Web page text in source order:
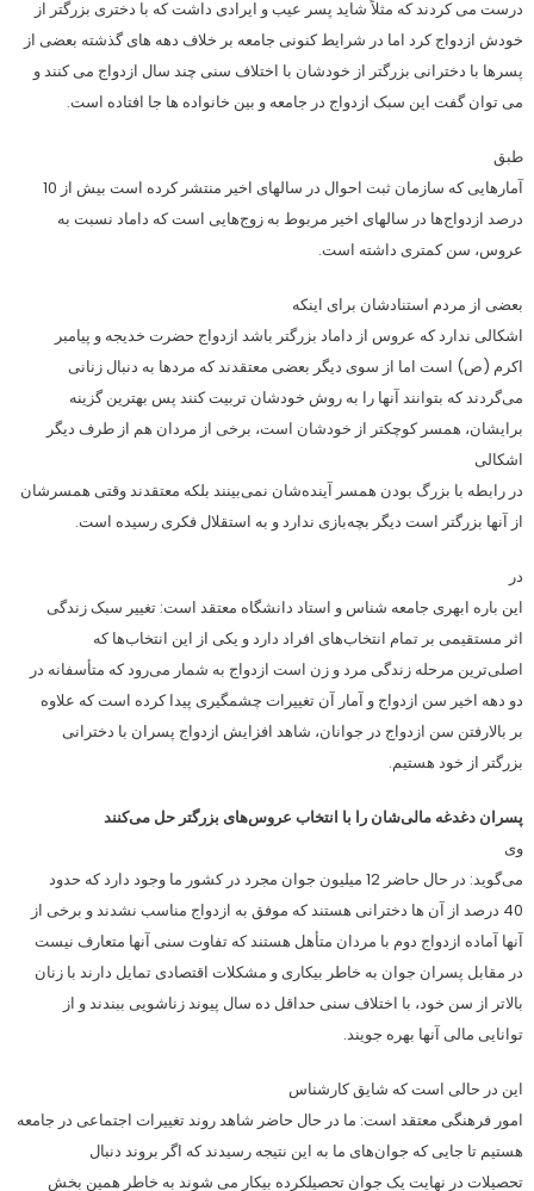
درست می کردند که مثلاً شاید پسر عیب و ایرادی داشت که با دختری بزرگتر از
خودش ازدواج کرد اما در شرایط کنونی جامعه بر خلاف دهه های گذشته بعضی از
پسرها با دخترانی بزرگتر از خودشان با اختلاف سنی چند سال ازدواج می کنند و
می توان گفت این سبک ازدواج در جامعه و بین خانواده ها جا افتاده است.
طبق
آمارهایی که سازمان ثبت احوال در سالهای اخیر منتشر کرده است بیش از 10
درصد ازدواج‌ها در سالهای اخیر مربوط به زوج‌هایی است که داماد نسبت به
عروس، سن کمتری داشته است.
بعضی‌ از مردم استنادشان برای اینکه
اشکالی ندارد که عروس از داماد بزرگتر باشد ازدواج حضرت خدیجه و پیامبر
اکرم (ص) است اما از سوی دیگر بعضی معتقدند که مردها به دنبال زنانی
می‌گردند که بتوانند آنها را به روش خودشان تربیت کنند پس بهترین گزینه
برایشان، همسر کوچکتر از خودشان است، برخی از مردان هم از طرف دیگر
اشکالی
در رابطه با بزرگ بودن همسر آینده‌شان نمی‌بینند بلکه معتقدند وقتی همسرشان
از آنها بزرگتر است دیگر بچه‌بازی ندارد و به استقلال فکری رسیده است.
در
این باره ابهری جامعه شناس و استاد دانشگاه معتقد است: تغییر سبک زندگی
اثر مستقیمی بر تمام انتخاب‌های افراد دارد و یکی از این انتخاب‌‌ها که
اصلی‌ترین مرحله زندگی مرد و زن است ازدواج به شمار می‌رود که متأسفانه در
دو دهه اخیر سن ازدواج و آمار آن تغییرات چشمگیری پیدا کرده است که علاوه
بر بالارفتن سن ازدواج در جوانان، شاهد افزایش ازدواج پسران با دخترانی
بزرگتر از خود هستیم.
پسران دغدغه مالی‌شان را با انتخاب عروس‌های بزرگتر حل می‌کنند
وی
می‌گوید: در حال حاضر 12 میلیون جوان مجرد در کشور ما وجود دارد که حدود
40 درصد از آن ها دخترانی هستند که موفق به ازدواج مناسب نشدند و برخی از
آنها آماده ازدواج دوم با مردان متأهل هستند که تفاوت سنی آنها متعارف نیست
در مقابل پسران جوان به خاطر بیکاری و مشکلات اقتصادی تمایل دارند با زنان
بالاتر از سن خود، با اختلاف سنی حداقل ده سال پیوند زناشویی ببندند و از
توانایی مالی آنها بهره جویند.
این در حالی است که شایق کارشناس
امور فرهنگی معتقد است: ما در حال حاضر شاهد روند تغییرات اجتماعی در جامعه
هستیم تا جایی که جوان­‌های ما به این نتیجه رسیدند که اگر بروند دنبال
تحصیلات در نهایت یک جوان تحصیلکرده­ بیکار می­ شوند به خاطر همین بخش